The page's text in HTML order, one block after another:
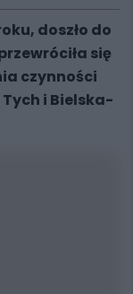
doszło do
się
czynności
i Bielska-